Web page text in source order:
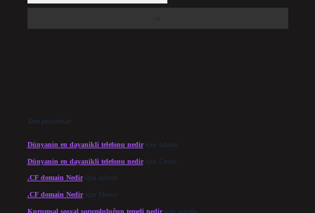
Son yorumlar
Dünyanin en dayanikli telefonu nediriçin admin
Dünyanin en dayanikli telefonu nediriçin Cesur
.CF domain Nediriçin admin
.CF domain Nediriçin Merve
Kurumsal sosyal sorumluluğun temeli nediriçin admin